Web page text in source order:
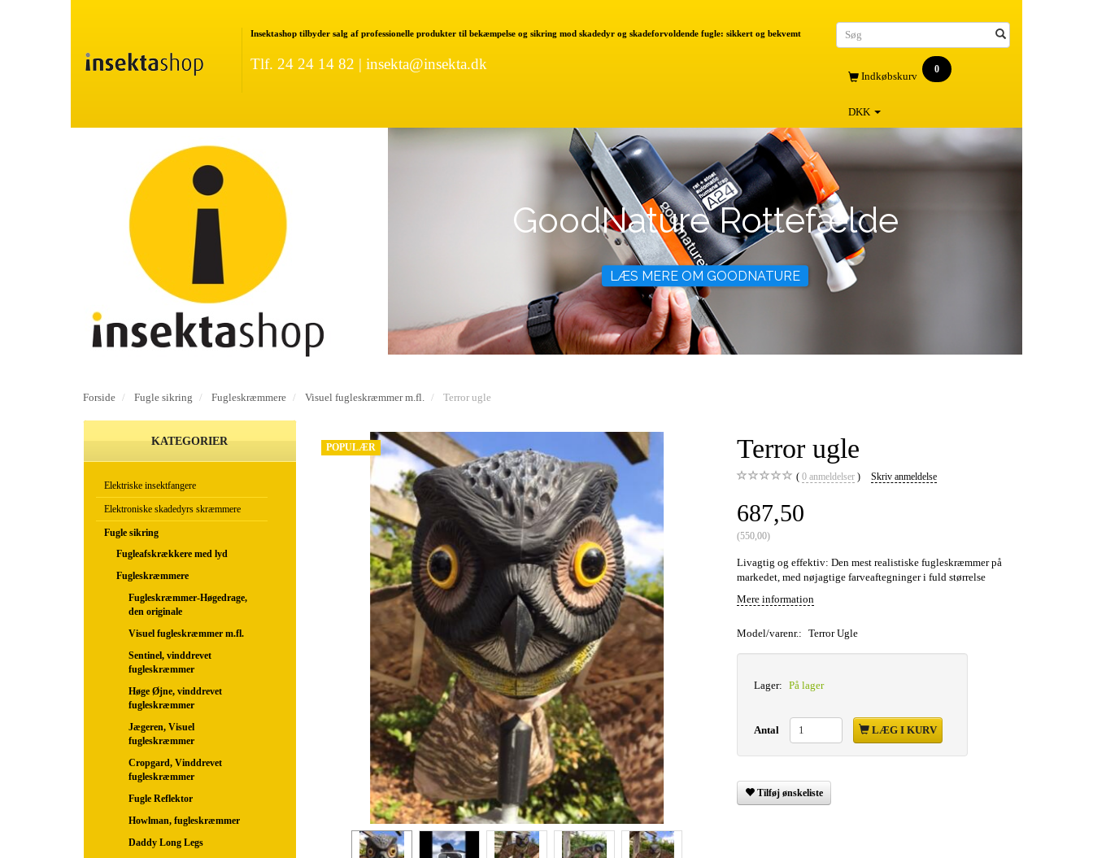
Insektashop tilbyder salg af professionelle produkter til bekæmpelse og sikring mod skadedyr og skadeforvoldende fugle: sikkert og bekvemt
Tlf. 24 24 14 82 | insekta@insekta.dk
Indkøbskurv
0
DKK
Rottefælde
LÆS MERE OM GOODNATURE
GoodNature Rottefælde
LÆS MERE OM GOODNATURE
Forside Fugle sikring Fugleskræmmere Visuel fugleskræmmer m.fl. Terror ugle
KATEGORIER
Elektriske insektfangere
Elektroniske skadedyrs skræmmere
Fugle sikring
Fugleafskrækkere med lyd
Fugleskræmmere
Fugleskræmmer-Høgedrage,
den originale
Visuel fugleskræmmer m.fl.
Sentinel, vinddrevet
fugleskræmmer
Høge Øjne, vinddrevet
fugleskræmmer
Jægeren, Visuel
fugleskræmmer
Cropgard, Vinddrevet
fugleskræmmer
Fugle Reflektor
Howlman, fugleskræmmer
Daddy Long Legs
POPULÆR Terror ugle
0 anmeldelser Skriv anmeldelse
687,50
(550,00)
Livagtig og effektiv: Den mest realistiske fugleskræmmer på
markedet, med nøjagtige farveaftegninger i fuld størrelse
Mere information
Model/varenr.: Terror Ugle
Lager: På lager
Antal LÆG I KURV
Tilføj ønskeliste